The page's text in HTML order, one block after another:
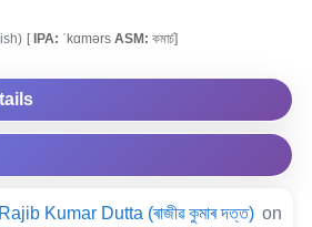
[IPA: ˈkɑmərs ASM: কমাৰ্চ]
Rajib Kumar Dutta (ৰাজীৱ কুমাৰ দত্ত) on